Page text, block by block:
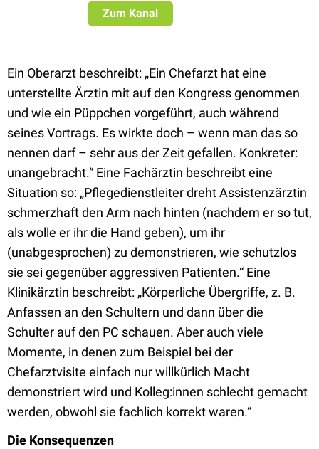
Zum Kanal
Ein Oberarzt beschreibt: „Ein Chefarzt hat eine
unterstellte Ärztin mit auf den Kongress genommen
und wie ein Püppchen vorgeführt, auch während
seines Vortrags. Es wirkte doch – wenn man das so
nennen darf – sehr aus der Zeit gefallen. Konkreter:
unangebracht.“ Eine Fachärztin beschreibt eine
Situation so: „Pflegedienstleiter dreht Assistenzärztin
schmerzhaft den Arm nach hinten (nachdem er so tut,
als wolle er ihr die Hand geben), um ihr
(unabgesprochen) zu demonstrieren, wie schutzlos
sie sei gegenüber aggressiven Patienten.“ Eine
Klinikärztin beschreibt: „Körperliche Übergriffe, z. B.
Anfassen an den Schultern und dann über die
Schulter auf den PC schauen. Aber auch viele
Momente, in denen zum Beispiel bei der
Chefarztvisite einfach nur willkürlich Macht
demonstriert wird und Kolleg:innen schlecht gemacht
werden, obwohl sie fachlich korrekt waren.“
Die Konsequenzen